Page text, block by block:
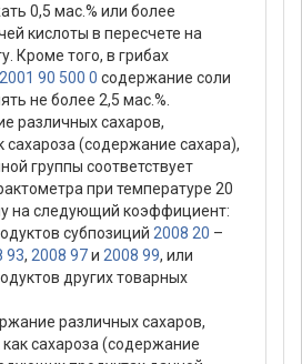
0,5 мас.% или более
кислоты в пересчете на
Кроме того, в грибах
2001 90 500 0 содержание соли
не более 2,5 мас.%.
различных сахаров,
(содержание сахара),
группы соответствует
при температуре 20
на следующий коэффициент:
субпозиций 2008 20 –
93, 2008 97и 2008 99, или
других товарных
различных сахаров,
сахароза (содержание